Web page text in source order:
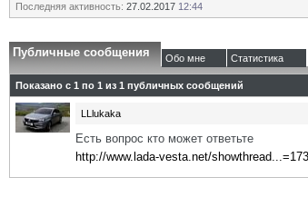
Последняя активность: 27.02.2017 12:44
Публичные сообщения Обо мне Статистика
Показано с 1 по 1 из 1 публичных сообщений
LLlukaka
Есть вопрос кто может ответьте
http://www.lada-vesta.net/